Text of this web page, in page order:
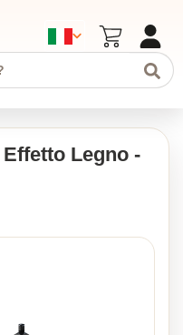
Legno -